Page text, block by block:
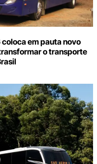
em pauta novo
o transporte